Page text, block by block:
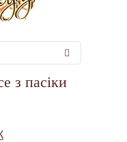
з пасіки